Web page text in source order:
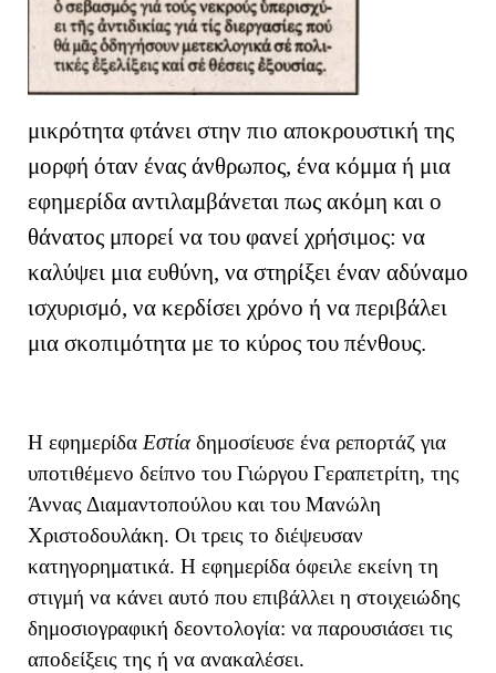
μικρότητα φτάνει στην πιο αποκρουστική της
μορφή όταν ένας άνθρωπος, ένα κόμμα ή μια
εφημερίδα αντιλαμβάνεται πως ακόμη και ο
θάνατος μπορεί να του φανεί χρήσιμος: να
καλύψει μια ευθύνη, να στηρίξει έναν αδύναμο
ισχυρισμό, να κερδίσει χρόνο ή να περιβάλει
μια σκοπιμότητα με το κύρος του πένθους.
Η εφημερίδα Εστίαδημοσίευσε ένα ρεπορτάζ για
υποτιθέμενο δείπνο του Γιώργου Γεραπετρίτη, της
Άννας Διαμαντοπούλου και του Μανώλη
Χριστοδουλάκη. Οι τρεις το διέψευσαν
κατηγορηματικά. Η εφημερίδα όφειλε εκείνη τη
στιγμή να κάνει αυτό που επιβάλλει η στοιχειώδης
δημοσιογραφική δεοντολογία: να παρουσιάσει τις
αποδείξεις της ή να ανακαλέσει.